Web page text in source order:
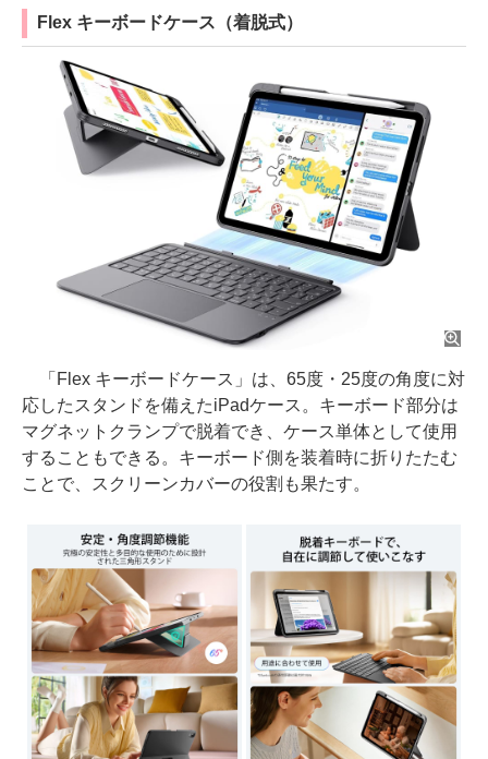
Flex キーボードケース（着脱式）
「Flex キーボードケース」は、65度・25度の角度に対
応したスタンドを備えたiPadケース。キーボード部分は
マグネットクランプで脱着でき、ケース単体として使用
することもできる。キーボード側を装着時に折りたたむ
ことで、スクリーンカバーの役割も果たす。